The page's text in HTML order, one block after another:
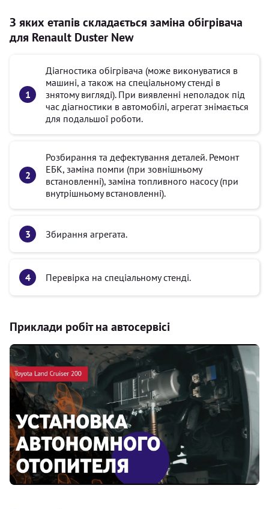
З яких етапів складається заміна обігрівача
для Renault Duster New
Діагностика обігрівача (може виконуватися в
машині, а також на спеціальному стенді в
знятому вигляді). При виявленні неполадок під
час діагностики в автомобілі, агрегат знімається
для подальшої роботи.
Розбирання та дефектування деталей. Ремонт
ЕБК, заміна помпи (при зовнішньому
встановленні), заміна топливного насосу (при
внутрішньому встановленні).
Збирання агрегата.
Перевірка на спеціальному стенді.
Приклади робіт на автосервісі